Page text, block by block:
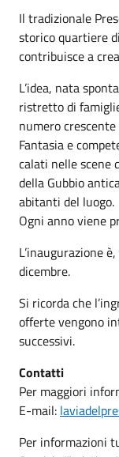
Il tradizionale
storico quartiere
contribuisce a
L’idea, nata
ristretto di
numero
Fantasia e
calati nelle scene
della Gubbio
abitanti del luogo.
Ogni anno viene
L’inaugurazione
dicembre.
Si ricorda che
offerte vengono
successivi.
Contatti
Per maggiori
E-mail:
Per informazioni